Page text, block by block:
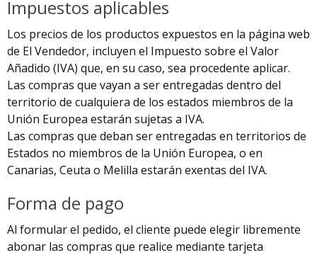
Impuestos aplicables
Los precios de los productos expuestos en la página web
de El Vendedor, incluyen el Impuesto sobre el Valor
Añadido (IVA) que, en su caso, sea procedente aplicar.
Las compras que vayan a ser entregadas dentro del
territorio de cualquiera de los estados miembros de la
Unión Europea estarán sujetas a IVA.
Las compras que deban ser entregadas en territorios de
Estados no miembros de la Unión Europea, o en
Canarias, Ceuta o Melilla estarán exentas del IVA.
Forma de pago
Al formular el pedido, el cliente puede elegir libremente
abonar las compras que realice mediante tarjeta